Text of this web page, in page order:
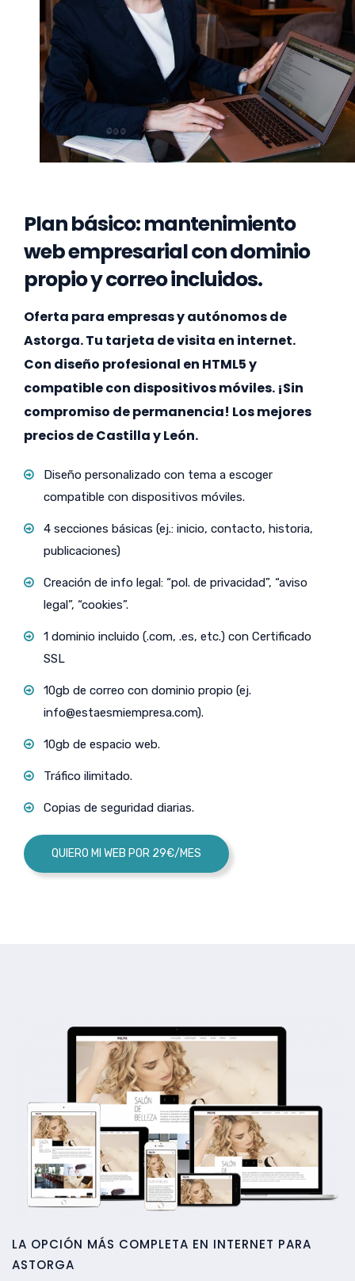
Plan básico: mantenimiento
web empresarial con dominio
propio y correo incluidos.
Oferta para empresas y autónomos de
Astorga. Tu tarjeta de visita en internet.
Con diseño profesional en HTML5 y
compatible con dispositivos móviles. ¡Sin
compromiso de permanencia! Los mejores
precios de Castilla y León.
Diseño personalizado con tema a escoger
compatible con dispositivos móviles.
4 secciones básicas (ej.: inicio, contacto, historia,
publicaciones)
Creación de info legal: “pol. de privacidad”, “aviso
legal”, “cookies”.
1 dominio incluido (.com, .es, etc.) con Certificado
SSL
10gb de correo con dominio propio (ej.
info@estaesmiempresa.com).
10gb de espacio web.
Tráfico ilimitado.
Copias de seguridad diarias.
QUIERO MI WEB POR 29€/MES
LA OPCIÓN MÁS COMPLETA EN INTERNET PARA
ASTORGA